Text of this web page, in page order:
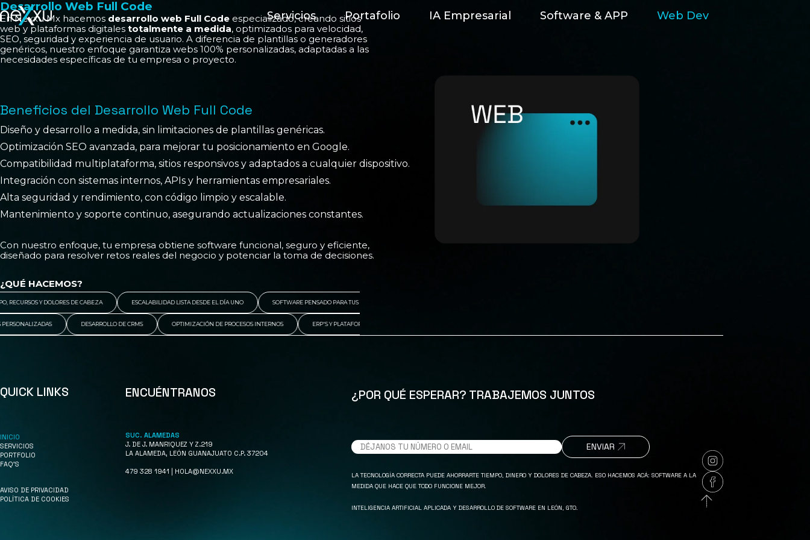
Servicios Portafolio IA Empresarial Software & APP Web Dev
Desarrollo Web Full Code
En Nexxu Mx hacemos desarrollo web Full Code especializado, creando sitios
web y plataformas digitales totalmente a medida, optimizados para velocidad,
SEO, seguridad y experiencia de usuario. A diferencia de plantillas o generadores
genéricos, nuestro enfoque garantiza webs 100% personalizadas, adaptadas a las
necesidades específicas de tu empresa o proyecto.
Beneficios del Desarrollo Web Full Code
Diseño y desarrollo a medida, sin limitaciones de plantillas genéricas.
Optimización SEO avanzada, para mejorar tu posicionamiento en Google.
Compatibilidad multiplataforma, sitios responsivos y adaptados a cualquier dispositivo.
Integración con sistemas internos, APIs y herramientas empresariales.
Alta seguridad y rendimiento, con código limpio y escalable.
Mantenimiento y soporte continuo, asegurando actualizaciones constantes.
Con nuestro enfoque, tu empresa obtiene software funcional, seguro y eficiente,
diseñado para resolver retos reales del negocio y potenciar la toma de decisiones.
¿QUÉ HACEMOS?
Y DOLORES DE CABEZA ESCALABILIDAD LISTA DESDE EL DÍA UNO SOFTWARE PENSADO PARA TUS FLUJOS REALES
PERSONALIZADAS DESARROLLO DE CRMS OPTIMIZACIÓN DE PROCESOS INTERNOS ERP'S Y PLATAFORMAS PERSONALIZADAS
QUICK LINKS
INICIO
SERVICIOS
PORTFOLIO
FAQ'S
AVISO DE PRIVACIDAD
POLÍTICA DE COOKIES
ENCUÉNTRANOS
SUC. ALAMEDAS
J. DE J. MANRIQUEZ Y Z.219
LA ALAMEDA, LEÓN GUANAJUATO C.P. 37204
479 328 1941 | HOLA@NEXXU.MX
¿POR QUÉ ESPERAR? TRABAJEMOS JUNTOS
ENVIAR
LA TECNOLOGÍA CORRECTA PUEDE AHORRARTE TIEMPO, DINERO Y DOLORES DE CABEZA. ESO HACEMOS ACÁ: SOFTWARE A LA
MEDIDA QUE HACE QUE TODO FUNCIONE MEJOR.
INTELIGENCIA ARTIFICIAL APLICADA Y DESARROLLO DE SOFTWARE EN LEÓN, GTO.